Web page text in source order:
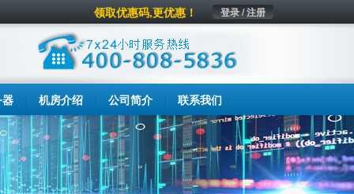
登录 / 注册
领取优惠码,更优惠！
机房介绍 公司简介 联系我们